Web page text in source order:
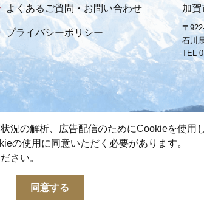
よくあるご質問・お問い合わせ
プライバシーポリシー
加賀
〒
石川
TEL
観光情報センター All Rights Reserved.
況の解析、広告配信のためにCookieを使用
の使用に同意いただく必要があります。
さい。
同意する